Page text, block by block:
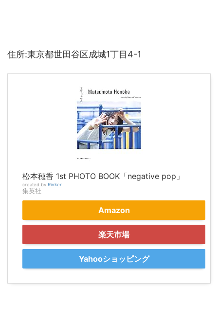
住所:東京都世田谷区成城1丁目4-1
松本穂香 1st PHOTO BOOK「negative pop」
created by Rinker
集英社
Amazon
楽天市場
Yahooショッピング